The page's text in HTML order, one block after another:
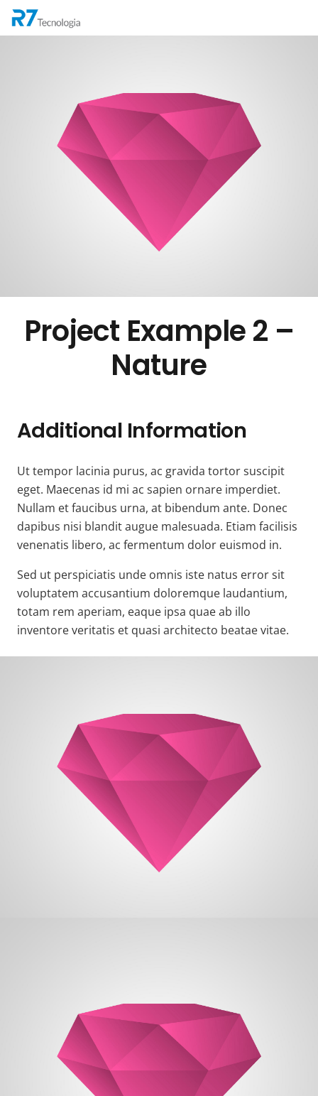
Project Example 2 –
Nature
Additional Information
Ut tempor lacinia purus, ac gravida tortor suscipit
eget. Maecenas id mi ac sapien ornare imperdiet.
Nullam et faucibus urna, at bibendum ante. Donec
dapibus nisi blandit augue malesuada. Etiam facilisis
venenatis libero, ac fermentum dolor euismod in.
Sed ut perspiciatis unde omnis iste natus error sit
voluptatem accusantium doloremque laudantium,
totam rem aperiam, eaque ipsa quae ab illo
inventore veritatis et quasi architecto beatae vitae.